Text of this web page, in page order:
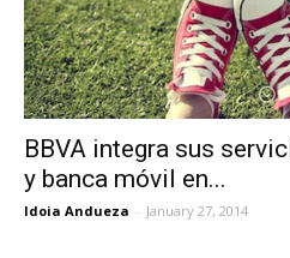
BBVA integra sus
y banca móvil en...
Idoia Andueza - January 27, 2014